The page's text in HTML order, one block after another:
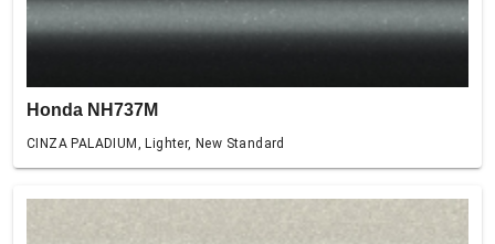
Honda NH737M
CINZA PALADIUM, Lighter, New Standard